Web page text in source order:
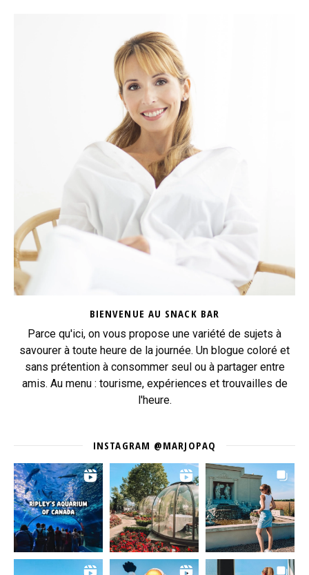
BIENVENUE AU SNACK BAR
Parce qu'ici, on vous propose une variété de sujets à
savourer à toute heure de la journée. Un blogue coloré et
sans prétention à consommer seul ou à partager entre
amis. Au menu : tourisme, expériences et trouvailles de
l'heure.
INSTAGRAM @MARJOPAQ